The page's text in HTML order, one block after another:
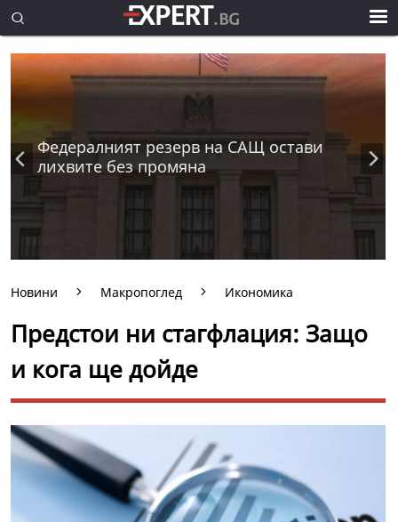
Федералният резерв на САЩ остави
лихвите без промяна
Новини Макропоглед Икономика
Предстои ни стагфлация: Защо
и кога ще дойде